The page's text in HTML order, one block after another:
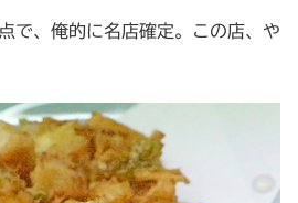
で、俺的に名店確定。この店、や